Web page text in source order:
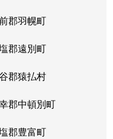
郡羽幌町
郡遠別町
郡猿払村
郡中頓別町
郡豊富町